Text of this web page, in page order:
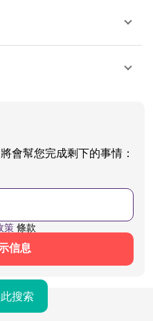
會幫您完成剩下的事情：
策條款
信息
搜索